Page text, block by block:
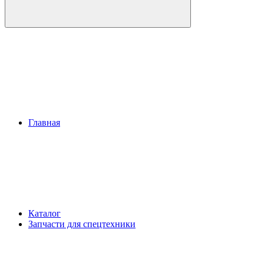
Главная
Каталог
Запчасти для спецтехники